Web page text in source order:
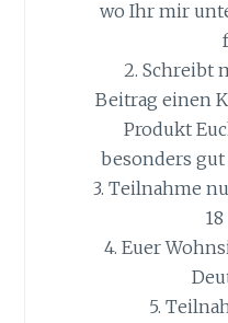
wo Ihr mir
2. Schreibt
Beitrag einen
Produkt
besonders
3. Teilnahme
4. Euer
5.